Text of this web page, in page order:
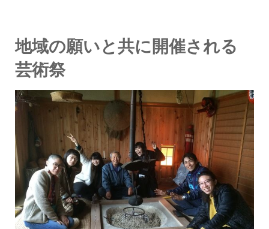
地域の願いと共に開催される
芸術祭